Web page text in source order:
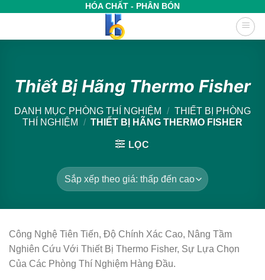
HÓA CHẤT - PHÂN BÓN
Thiết Bị Hãng Thermo Fisher
DANH MỤC PHÒNG THÍ NGHIỆM / THIẾT BỊ PHÒNG
THÍ NGHIỆM
/ THIẾT BỊ HÃNG THERMO FISHER
LỌC
Công Nghệ Tiên Tiến, Độ Chính Xác Cao, Nâng Tầm
Nghiên Cứu Với Thiết Bị Thermo Fisher, Sự Lựa Chọn
Của Các Phòng Thí Nghiệm Hàng Đầu.